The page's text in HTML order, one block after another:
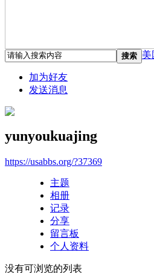
搜索 美
加为好友
发送消息
yunyoukuajing
https://usabbs.org/?37369
主题
相册
记录
分享
留言板
个人资料
没有可浏览的列表